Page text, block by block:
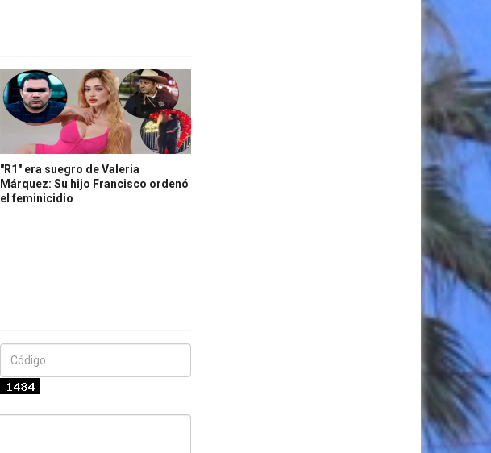
"R1" era suegro de Valeria
Márquez: Su hijo Francisco ordenó
el feminicidio